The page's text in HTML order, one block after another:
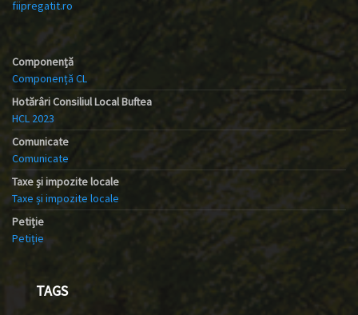
fiipregatit.ro
Componență
Componență CL
Hotărâri Consiliul Local Buftea
HCL 2023
Comunicate
Comunicate
Taxe și impozite locale
Taxe și impozite locale
Petiție
Petiție
TAGS